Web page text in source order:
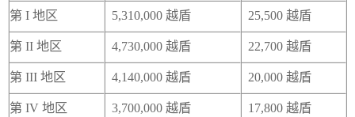
第 I 地区 5,310,000 越盾 25,500 越盾
第 II 地区 4,730,000 越盾 22,700 越盾
第 III 地区 4,140,000 越盾 20,000 越盾
第 IV 地区 3,700,000 越盾 17,800 越盾